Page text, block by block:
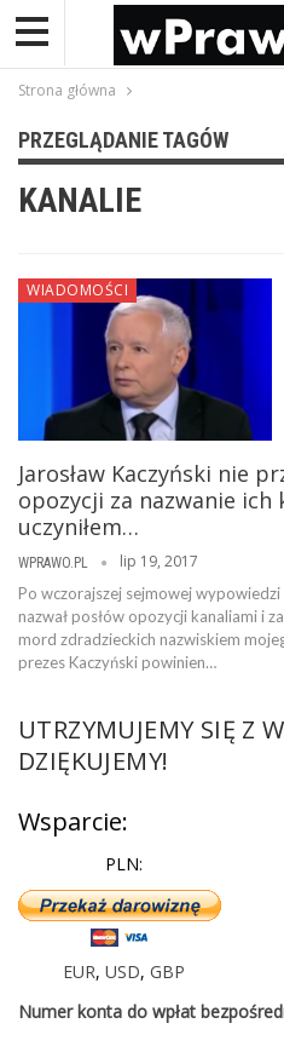
Strona główna
PRZEGLĄDANIE TAGÓW
KANALIE
WIADOMOŚCI
Jarosław Kaczyński nie
opozycji za nazwanie ich
uczyniłem…
WPRAWO.PL lip 19, 2017
Po wczorajszej sejmowej
nazwał posłów opozycji kanaliami i
mord zdradzieckich nazwiskiem
prezes Kaczyński powinien…
UTRZYMUJEMY SIĘ Z
DZIĘKUJEMY!
Wsparcie:
PLN:
EUR, USD, GBP
Numer konta do wpłat